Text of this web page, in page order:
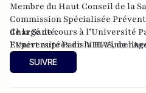
Membre du Haut Conseil de la
Commission Spécialisée
de la Santé.
Expert auprès de la HAS, de
la MILDT, de l’ANR,
Chargé de cours à l’Université
l’Université Paris VIII
SUIVRE